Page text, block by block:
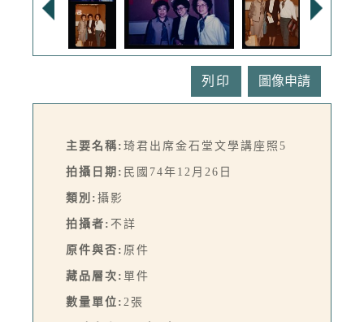
列印
主要名稱: 琦君出席金石堂文學講座照5
拍攝日期: 民國74年12月26日
類別: 攝影
拍攝者: 不詳
原件與否: 原件
藏品層次: 單件
數量單位: 2張